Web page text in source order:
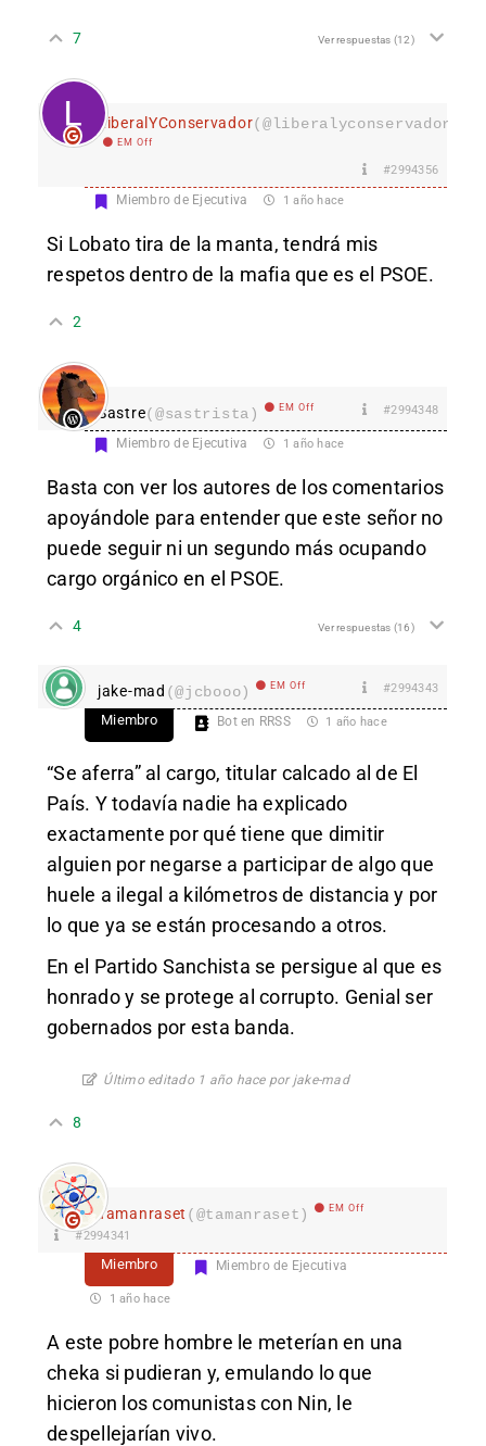
7 Ver respuestas (12)
LiberalYConservador
EM Off
#2994356
Miembro de Ejecutiva 1 año hace
Si Lobato tira de la manta, tendrá mis
respetos dentro de la mafia que es el PSOE.
2
Sastre(@sastrista) EM Off #2994348
Miembro de Ejecutiva 1 año hace
Basta con ver los autores de los comentarios
apoyándole para entender que este señor no
puede seguir ni un segundo más ocupando
cargo orgánico en el PSOE.
4 Ver respuestas (16)
jake-mad (@jcbooo) EM Off #2994343
Miembro Bot en RRSS 1 año hace
“Se aferra” al cargo, titular calcado al de El
País. Y todavía nadie ha explicado
exactamente por qué tiene que dimitir
alguien por negarse a participar de algo que
huele a ilegal a kilómetros de distancia y por
lo que ya se están procesando a otros.
En el Partido Sanchista se persigue al que es
honrado y se protege al corrupto. Genial ser
gobernados por esta banda.
Último editado 1 año hace por jake-mad
8
Tamanraset (@tamanraset) EM Off
#2994341
Miembro Miembro de Ejecutiva
1 año hace
A este pobre hombre le meterían en una
cheka si pudieran y, emulando lo que
hicieron los comunistas con Nin, le
despellejarían vivo.